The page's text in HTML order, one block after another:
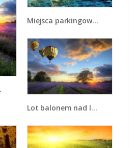
Miejsca parkingowe na wodzie - KN1056
Lot balonem nad lawendą - KN779